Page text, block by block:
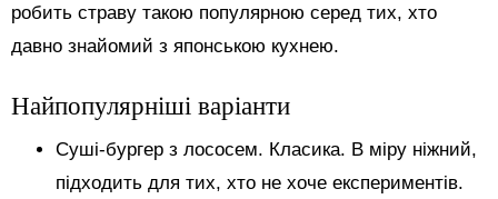
робить страву такою популярною серед тих, хто
давно знайомий з японською кухнею.
Найпопулярніші варіанти
Суші-бургер з лососем. Класика. В міру ніжний,
підходить для тих, хто не хоче експериментів.